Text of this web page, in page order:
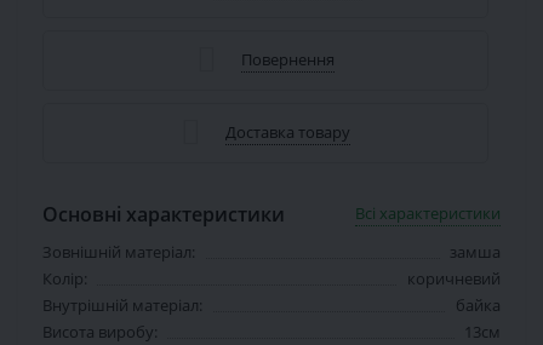
Повернення
Доставка товару
Основні характеристики
Всі характеристики
Зовнішній матеріал:
замша
Колір:
коричневий
Внутрішній матеріал:
байка
Висота виробу:
13см